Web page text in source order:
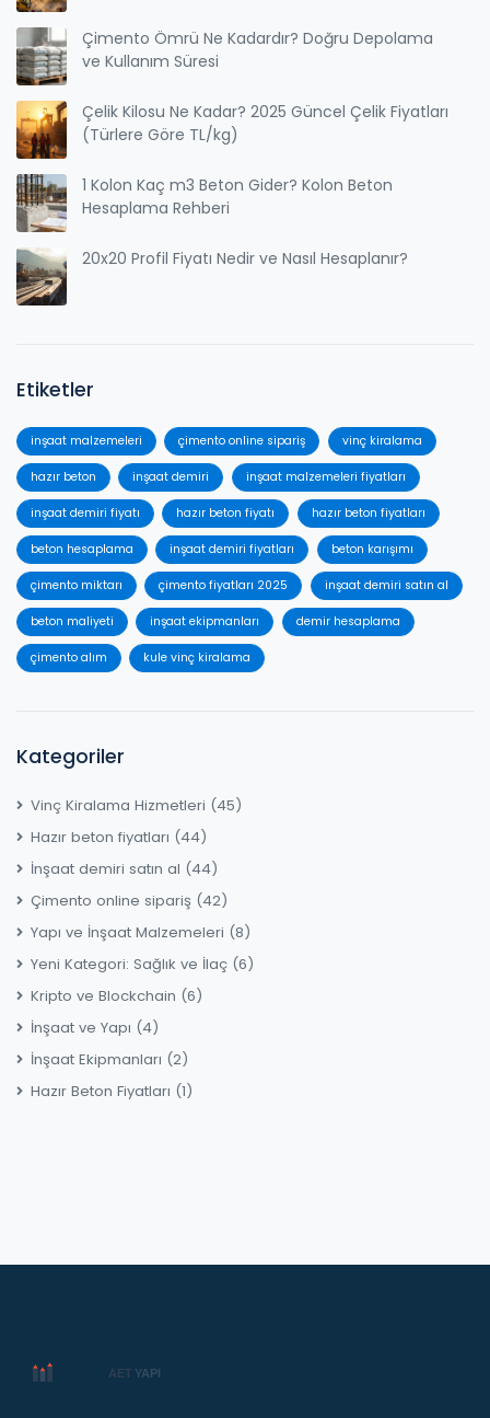
Çimento Ömrü Ne Kadardır? Doğru Depolama
ve Kullanım Süresi
Çelik Kilosu Ne Kadar? 2025 Güncel Çelik Fiyatları
(Türlere Göre TL/kg)
1 Kolon Kaç m3 Beton Gider? Kolon Beton
Hesaplama Rehberi
20x20 Profil Fiyatı Nedir ve Nasıl Hesaplanır?
Etiketler
inşaat malzemeleri çimento online sipariş vinç kiralama
hazır beton inşaat demiri inşaat malzemeleri fiyatları
inşaat demiri fiyatı hazır beton fiyatı hazır beton fiyatları
beton hesaplama inşaat demiri fiyatları beton karışımı
çimento miktarı çimento fiyatları 2025 inşaat demiri satın al
beton maliyeti inşaat ekipmanları demir hesaplama
çimento alım kule vinç kiralama
Kategoriler
Vinç Kiralama Hizmetleri (45)
Hazır beton fiyatları (44)
İnşaat demiri satın al (44)
Çimento online sipariş (42)
Yapı ve İnşaat Malzemeleri (8)
Yeni Kategori: Sağlık ve İlaç (6)
Kripto ve Blockchain (6)
İnşaat ve Yapı (4)
İnşaat Ekipmanları (2)
Hazır Beton Fiyatları (1)